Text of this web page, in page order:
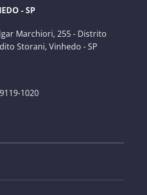
- SP
Marchiori, 255 - Distrito
Storani, Vinhedo - SP
1020